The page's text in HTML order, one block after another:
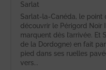
Sarlat
Sarlat-la-Canéda, le point
découvrir le Périgord Noir
marquent dès l’arrivée.
de la Dordogne) en fait
pied dans ses ruelles
vers...